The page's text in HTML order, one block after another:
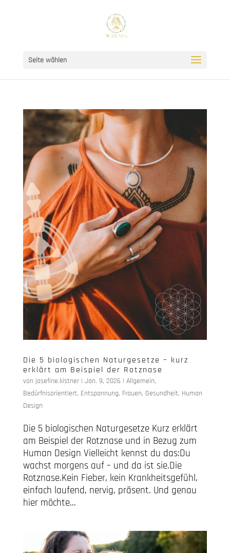
Seite wählen
Die 5 biologischen Naturgesetze – kurz
erklärt am Beispiel der Rotznase
von josefine.kistner| Jan. 9, 2026 | Allgemein,
Bedürfnisorientiert, Entspannung, Frauen, Gesundheit, Human
Design
Die 5 biologischen Naturgesetze Kurz erklärt
am Beispiel der Rotznase und in Bezug zum
Human Design Vielleicht kennst du das:Du
wachst morgens auf – und da ist sie.Die
Rotznase.Kein Fieber, kein Krankheitsgefühl,
einfach laufend, nervig, präsent. Und genau
hier möchte...